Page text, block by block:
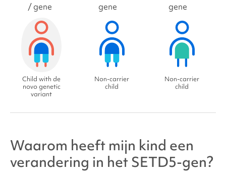
/ gene
Child with de
novo genetic
variant
gene
Non-carrier
child
gene
Non-carrier
child
Waarom heeft mijn kind een
verandering in het SETD5-gen?